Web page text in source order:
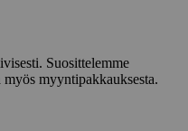
Suosittelemme
myyntipakkauksesta.